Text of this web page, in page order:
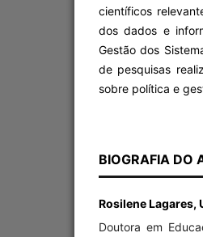
científicos
dos dados e
Gestão dos
de pesquisas
sobre política e
BIOGRAFIA DO
Rosilene Lagares,
Doutora em